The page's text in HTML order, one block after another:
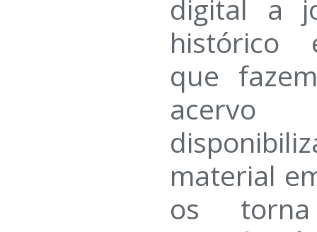
digital a
histórico
que
acervo
material
os